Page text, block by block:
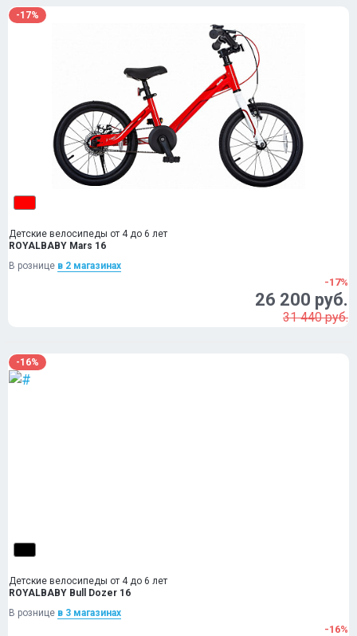
-17%
Детские велосипеды от 4 до 6 лет
ROYALBABY Mars 16
В рознице в 2 магазинах
-17%
26 200 руб.
31 440 руб.
-16%
Детские велосипеды от 4 до 6 лет
ROYALBABY Bull Dozer 16
В рознице в 3 магазинах
-16%